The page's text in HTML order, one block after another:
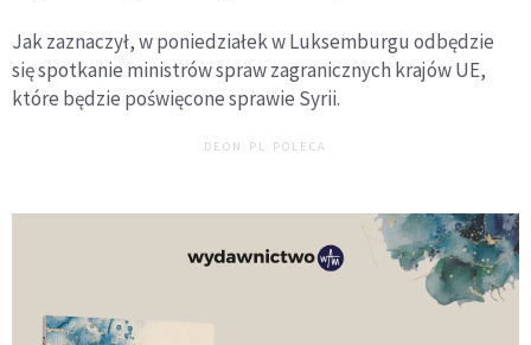
Jak zaznaczył, w poniedziałek w Luksemburgu odbędzie
się spotkanie ministrów spraw zagranicznych krajów UE,
które będzie poświęcone sprawie Syrii.
DEON.PL POLECA